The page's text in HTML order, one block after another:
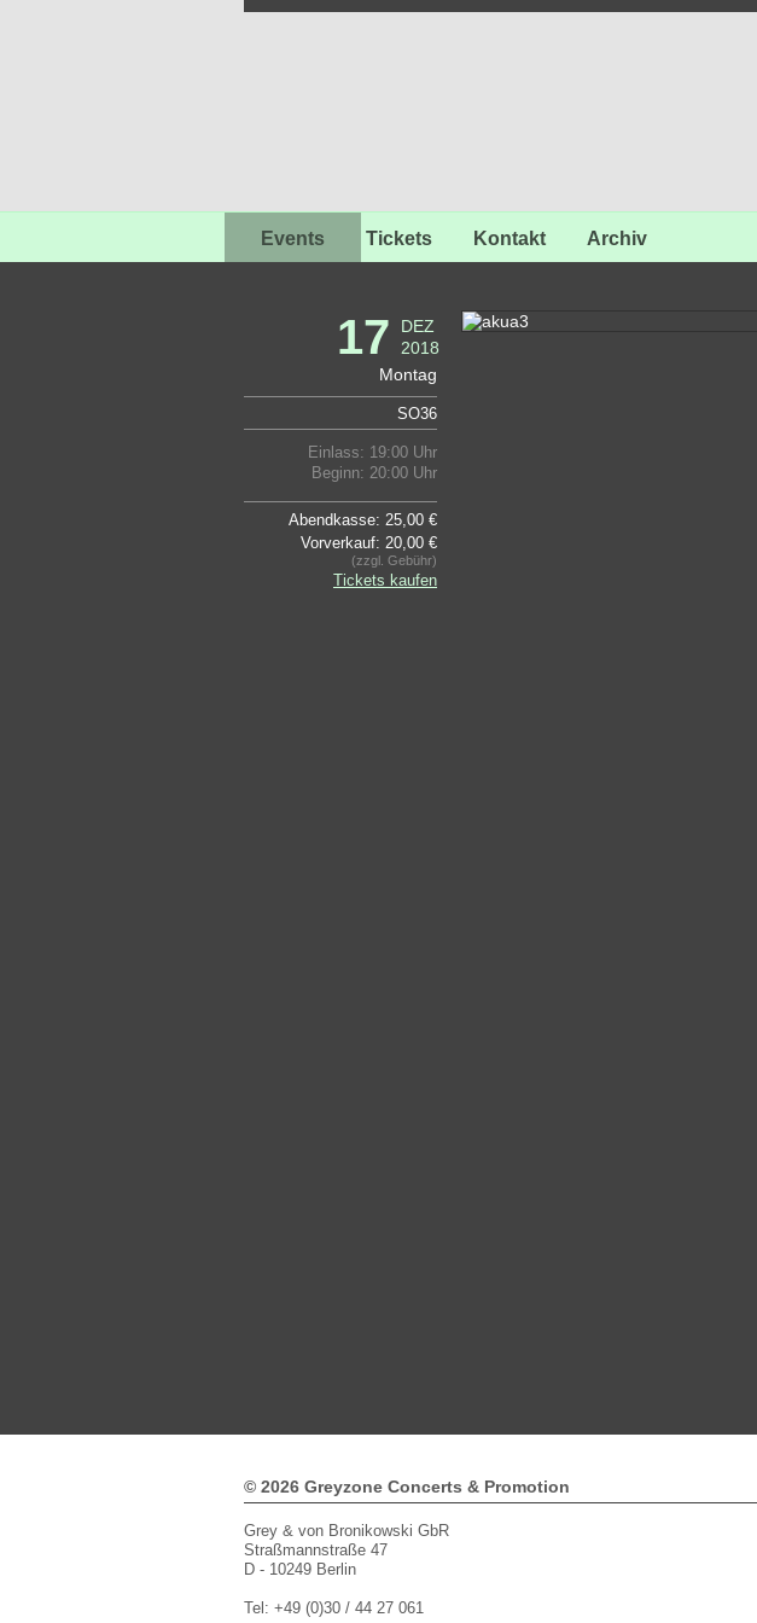
Events Tickets Kontakt Archiv
17
DEZ
2018
Montag
SO36
Einlass: 19:00 Uhr
Beginn: 20:00 Uhr
Abendkasse: 25,00 €
Vorverkauf: 20,00 €
(zzgl. Gebühr)
Tickets kaufen
© 2026 Greyzone Concerts & Promotion
Grey & von Bronikowski GbR
Straßmannstraße 47
D - 10249 Berlin
Tel: +49 (0)30 / 44 27 061